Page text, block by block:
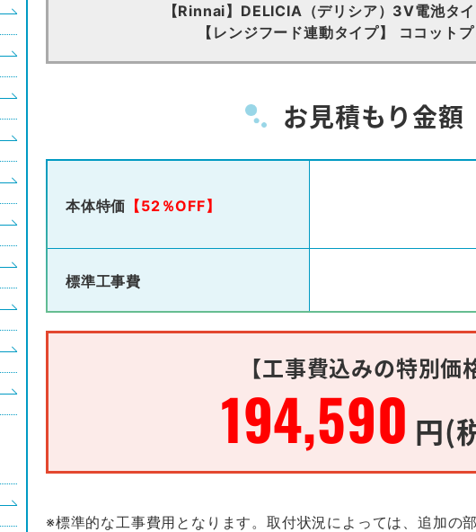
【Rinnai】DELICIA（デリシア）3V電池タ
【レンジフード連動タイプ】 ココット
お見積もり金額
本体特価 【52％OFF】
標準工事費
【工事費込みの特別価
194,590 円(
※標準的な工事費用となります。取付状況によっては、追加の